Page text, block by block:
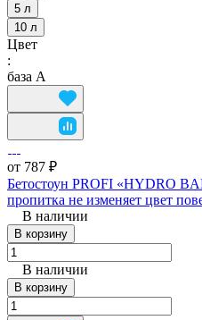
5 л
10 л
Цвет
:
база А
от 787 ₽
Бетостоун PROFI «HYDRO
пропитка не изменяет цвет
В наличии
В корзину
В наличии
В корзину